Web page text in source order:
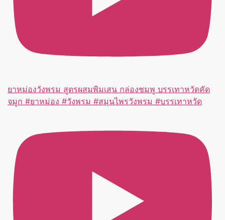
ยาหม่องวังพรม สูตรผสมพิมเสน กล่องชมพู บรรเทาหวัดคัด
จมูก #ยาหม่อง #วังพรม #สมุนไพรวังพรม #บรรเทาหวัด